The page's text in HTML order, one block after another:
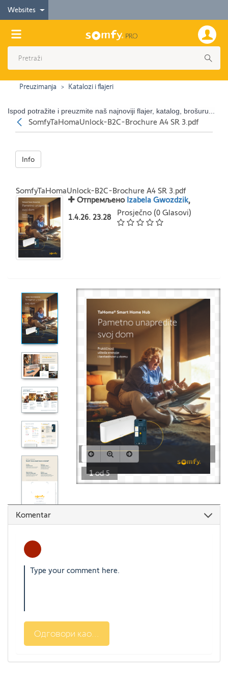
Websites
Preuzimanja Katalozi i flajeri
Ispod potražite i preuzmite naš najnoviji flajer, katalog, brošuru...
Nazad
SomfyTaHomaUnlock-B2C-Brochure A4 SR 3.pdf
Info
SomfyTaHomaUnlock-B2C-Brochure A4 SR 3.pdf
Отпремљено Izabela Gwozdzik,
1.4.26. 23.28
Prosječno (0 Glasovi)
1od5
Komentar
Одговори као...